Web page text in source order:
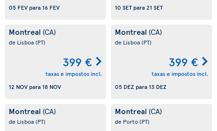
05 FEV para 16 FEV
10 SETpara21 SET
Montreal (CA)
de Lisboa(PT)
399 €
taxas e impostos incl.
12 NOV para 18 NOV
Montreal (CA)
de Lisboa(PT)
399 €
taxas e impostos incl.
05 DEZ para 13 DEZ
Montreal (CA)
de Lisboa(PT)
Montreal (CA)
de Porto(PT)